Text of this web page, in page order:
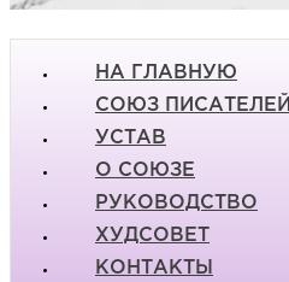
НА ГЛАВНУЮ
СОЮЗ ПИСАТЕЛЕЙ
УСТАВ
О СОЮЗЕ
РУКОВОДСТВО
ХУДСОВЕТ
КОНТАКТЫ